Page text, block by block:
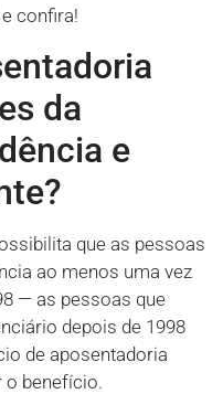
confira!
da
e
que as pessoas
ao menos uma vez
— as pessoas que
depois de 1998
de aposentadoria
benefício.